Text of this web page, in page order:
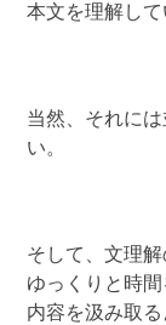
本文を理解して
当然、それに
い。
そして、文理
ゆっくりと時間
内容を汲み取